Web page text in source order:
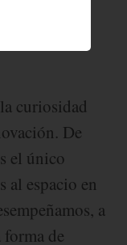
una
curiosidad
De
el único
al espacio en
a
de